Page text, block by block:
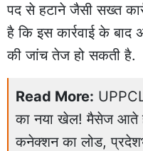
पद से हटाने जैसी सख्त
है कि इस कार्रवाई के बाद
की जांच तेज हो सकती है.
Read More:
का नया खेल! मैसेज आते
कनेक्शन का लोड,